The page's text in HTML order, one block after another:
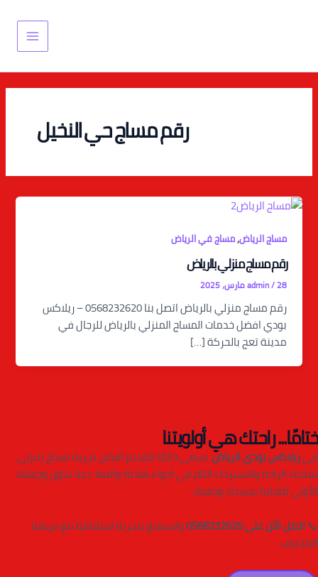
Main
Menu
رقم مساج حي النخيل
مساج الرياض,مساج في الرياض
رقم مساج منزلي بالرياض
admin/28 مارس، 2025
رقم مساج منزلي بالرياض اتصل بنا 0568232620 – ريلاكس
بودي افضل خدمات المساج المنزلي بالرياض للرجال في
مدينة تعج بالحركة […]
ختامًا... راحتك هي أولويتنا
فيريلاكس بودي الرياض، نسعى دائمًا لتقديم أفضل تجربة مساج منزلي
تمنحك الراحة والاسترخاء التام في أجواء هادئة وآمنة. دعنا نكون وجهتك
الأولى للعناية بجسدك وذهنك.
📞اتصل الآن على 0568232620
واستمتع بتجربة استثنائية مع فريقنا
المحترف.